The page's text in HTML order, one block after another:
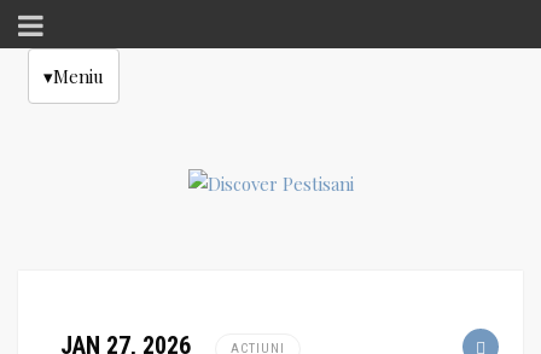
▾Meniu
JAN 27, 2026 ACTIUNI